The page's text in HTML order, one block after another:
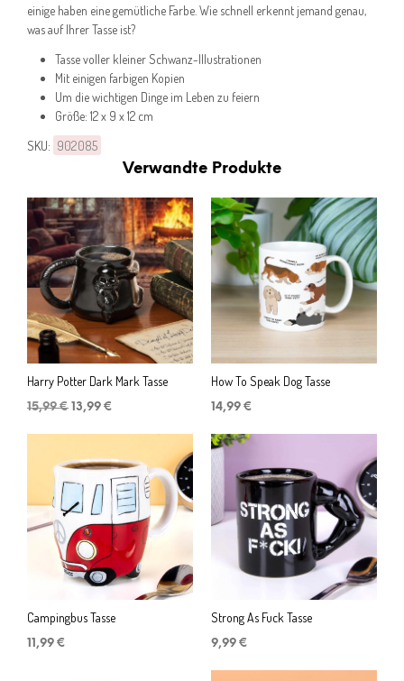
einige haben eine gemütliche Farbe. Wie schnell erkennt jemand genau,
was auf Ihrer Tasse ist?
Tasse voller kleiner Schwanz-Illustrationen
Mit einigen farbigen Kopien
Um die wichtigen Dinge im Leben zu feiern
Größe: 12 x 9 x 12 cm
SKU: 902085
Verwandte Produkte
Harry Potter Dark Mark Tasse
15,99€ Ursprünglicher
war:
13,99 €
ist:
How To Speak Dog Tasse
14,99 €
Campingbus Tasse
11,99 €
Strong As Fuck Tasse
9,99 €